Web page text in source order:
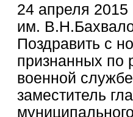
24 апреля
им.
Поздравить с
признанных по
военной
заместитель